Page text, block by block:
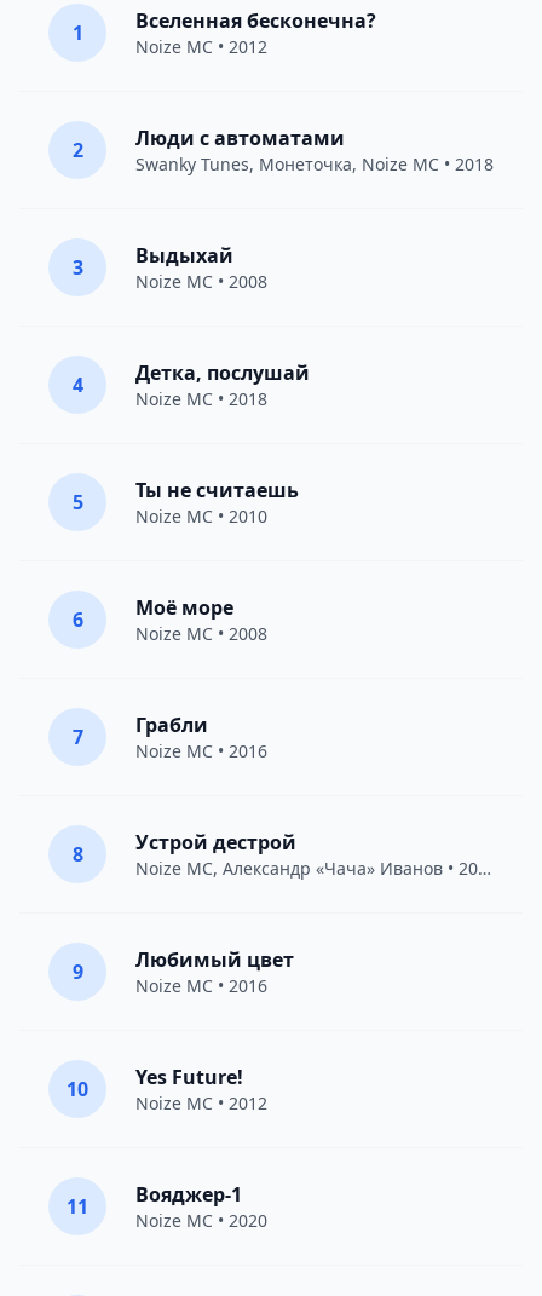
1 Вселенная бесконечна?
Noize MC • 2012
2 Люди с автоматами
Swanky Tunes, Монеточка, Noize MC • 2018
3 Выдыхай
Noize MC • 2008
4 Детка, послушай
Noize MC • 2018
5 Ты не считаешь
Noize MC • 2010
6 Моё море
Noize MC • 2008
7 Грабли
Noize MC • 2016
8 Устрой дестрой
Noize MC, Александр «Чача» Иванов • 2010
9 Любимый цвет
Noize MC • 2016
10 Yes Future!
Noize MC • 2012
11 Вояджер-1
Noize MC • 2020